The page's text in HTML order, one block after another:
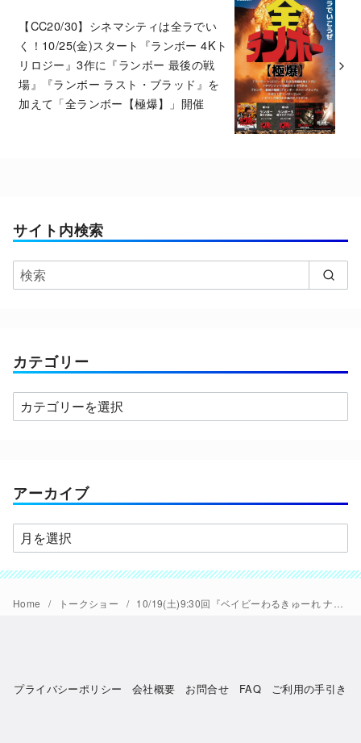
【CC20/30】シネマシティは全ラでい
く！10/25(金)スタート『ランボー 4Kト
リロジー』3作に『ランボー 最後の戦
場』『ランボー ラスト・ブラッド』を
加えて「全ランボー【極爆】」開催
サイト内検索
カテゴリー
カ
テ
ー
アーカイブ
ア
ー
カ
イ
Home トークショー 10/19(土)9:30回『ベイビーわるきゅーれ ナイスデイズ』で公開記念舞台挨拶開催。伊澤彩織、園村健介(アクション監督)、木部哲（出演＋アシスタントアクションコーディネーター）登壇予定
プライバシーポリシー 会社概要 お問合せ FAQ ご利用の手引き